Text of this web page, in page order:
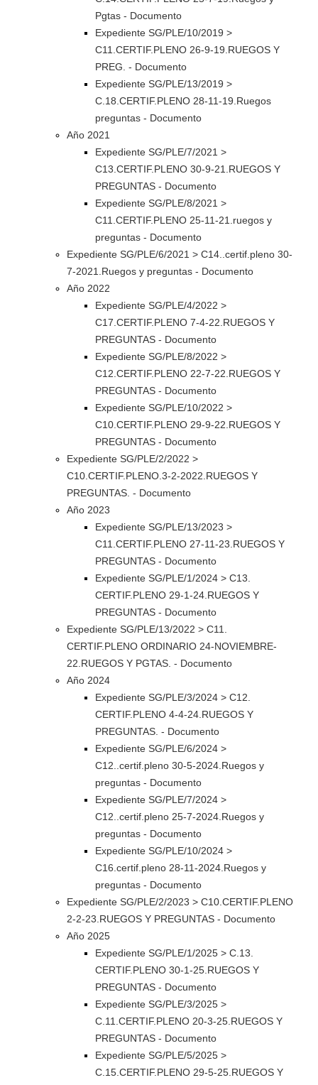
Pgtas - Documento
Expediente SG/PLE/10/2019 >
C11.CERTIF.PLENO 26-9-19.RUEGOS Y
PREG. - Documento
Expediente SG/PLE/13/2019 >
C.18.CERTIF.PLENO 28-11-19.Ruegos
preguntas - Documento
Año 2021
Expediente SG/PLE/7/2021 >
C13.CERTIF.PLENO 30-9-21.RUEGOS Y
PREGUNTAS - Documento
Expediente SG/PLE/8/2021 >
C11.CERTIF.PLENO 25-11-21.ruegos y
preguntas - Documento
Expediente SG/PLE/6/2021 > C14..certif.pleno 30-
7-2021.Ruegos y preguntas - Documento
Año 2022
Expediente SG/PLE/4/2022 >
C17.CERTIF.PLENO 7-4-22.RUEGOS Y
PREGUNTAS - Documento
Expediente SG/PLE/8/2022 >
C12.CERTIF.PLENO 22-7-22.RUEGOS Y
PREGUNTAS - Documento
Expediente SG/PLE/10/2022 >
C10.CERTIF.PLENO 29-9-22.RUEGOS Y
PREGUNTAS - Documento
Expediente SG/PLE/2/2022 >
C10.CERTIF.PLENO.3-2-2022.RUEGOS Y
PREGUNTAS. - Documento
Año 2023
Expediente SG/PLE/13/2023 >
C11.CERTIF.PLENO 27-11-23.RUEGOS Y
PREGUNTAS - Documento
Expediente SG/PLE/1/2024 > C13.
CERTIF.PLENO 29-1-24.RUEGOS Y
PREGUNTAS - Documento
Expediente SG/PLE/13/2022 > C11.
CERTIF.PLENO ORDINARIO 24-NOVIEMBRE-
22.RUEGOS Y PGTAS. - Documento
Año 2024
Expediente SG/PLE/3/2024 > C12.
CERTIF.PLENO 4-4-24.RUEGOS Y
PREGUNTAS. - Documento
Expediente SG/PLE/6/2024 >
C12..certif.pleno 30-5-2024.Ruegos y
preguntas - Documento
Expediente SG/PLE/7/2024 >
C12..certif.pleno 25-7-2024.Ruegos y
preguntas - Documento
Expediente SG/PLE/10/2024 >
C16.certif.pleno 28-11-2024.Ruegos y
preguntas - Documento
Expediente SG/PLE/2/2023 > C10.CERTIF.PLENO
2-2-23.RUEGOS Y PREGUNTAS - Documento
Año 2025
Expediente SG/PLE/1/2025 > C.13.
CERTIF.PLENO 30-1-25.RUEGOS Y
PREGUNTAS - Documento
Expediente SG/PLE/3/2025 >
C.11.CERTIF.PLENO 20-3-25.RUEGOS Y
PREGUNTAS - Documento
Expediente SG/PLE/5/2025 >
C.15.CERTIF.PLENO 29-5-25.RUEGOS Y